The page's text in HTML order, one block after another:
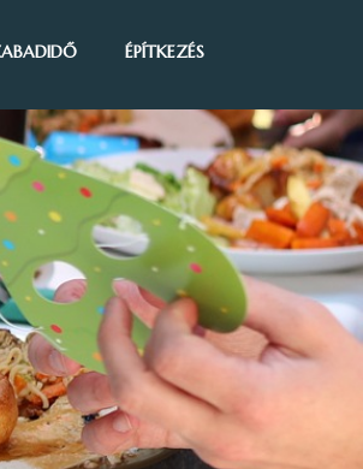
ÉPÍTKEZÉS